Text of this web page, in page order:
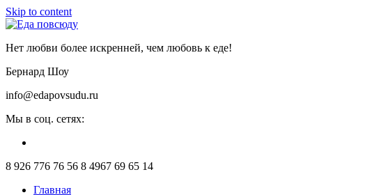
Skip to content
Нет любви более искренней, чем любовь к еде!
Бернард Шоу
info@edapovsudu.ru
Мы в соц. сетях:
8 926 776 76 56 8 4967 69 65 14
Главная